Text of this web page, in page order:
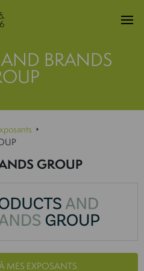
BRANDS
GROUP
MES EXPOSANTS